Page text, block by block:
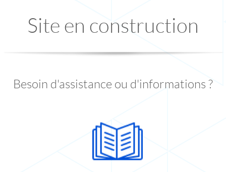
Site en construction
Besoin d'assistance ou d'informations ?